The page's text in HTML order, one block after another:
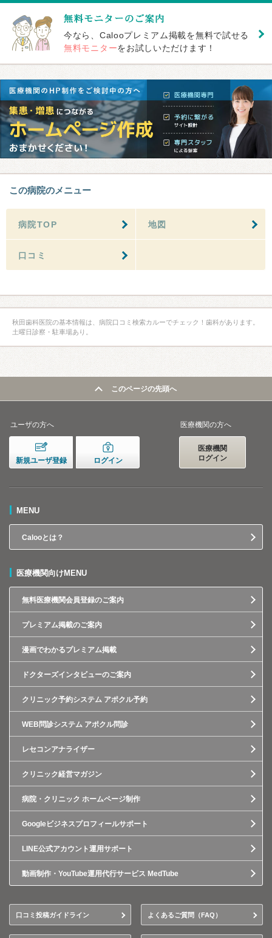
今なら、Calooプレミアム掲載を無料で試せる
無料モニターをお試しいただけます！
この病院のメニュー
病院TOP 地図
口コミ
秋田歯科医院の基本情報は、病院口コミ検索カルーでチェック！歯科があります。
土曜日診察・駐車場あり。
このページの先頭へ
ユーザの方へ
新規ユーザ登録 ログイン
医療機関の方へ
医療機関
ログイン
MENU
Calooとは？
医療機関向けMENU
無料医療機関会員登録のご案内
プレミアム掲載のご案内
漫画でわかるプレミアム掲載
ドクターズインタビューのご案内
クリニック予約システム アポクル予約
WEB問診システム アポクル問診
レセコンアナライザー
クリニック経営マガジン
病院・クリニック ホームページ制作
Googleビジネスプロフィールサポート
LINE公式アカウント運用サポート
動画制作・YouTube運用代行サービス MedTube
口コミ投稿ガイドライン よくあるご質問（FAQ）